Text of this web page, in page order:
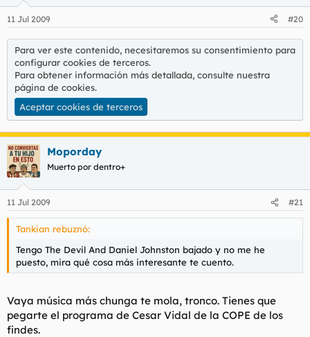
11 Jul 2009 #20
Para ver este contenido, necesitaremos su consentimiento para
configurar cookies de terceros.
Para obtener información más detallada, consulte nuestra
página de cookies.
Aceptar cookies de terceros
Moporday
Muerto por dentro+
11 Jul 2009 #21
Tankian rebuznó:
Tengo The Devil And Daniel Johnston bajado y no me he
puesto, mira qué cosa más interesante te cuento.
Vaya música más chunga te mola, tronco. Tienes que
pegarte el programa de Cesar Vidal de la COPE de los
findes.